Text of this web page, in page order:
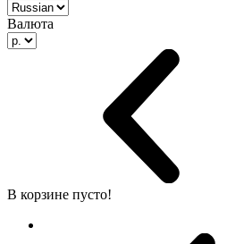
Валюта
В корзине пусто!